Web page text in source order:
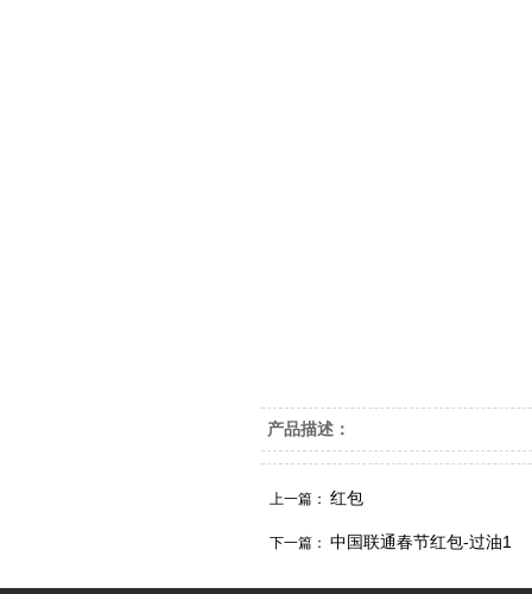
产品描述：
上一篇： 红包
下一篇： 中国联通春节红包-过油1